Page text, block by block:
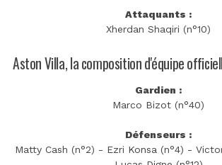
Attaquants :
Xherdan Shaqiri (n°10)
Aston Villa, la composition d'équipe
Gardien :
Marco Bizot (n°40)
Défenseurs :
Matty Cash (n°2) - Ezri Konsa (n°4) -